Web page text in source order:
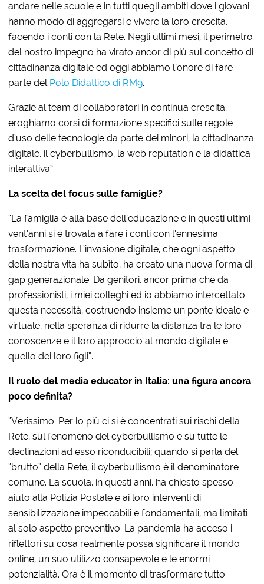
andare nelle scuole e in tutti quegli ambiti dove i giovani
hanno modo di aggregarsi e vivere la loro crescita,
facendo i conti con la Rete. Negli ultimi mesi, il perimetro
del nostro impegno ha virato ancor di più sul concetto di
cittadinanza digitale ed oggi abbiamo l’onore di fare
parte del Polo Didattico di RM9.
Grazie al team di collaboratori in continua crescita,
eroghiamo corsi di formazione specifici sulle regole
d’uso delle tecnologie da parte dei minori, la cittadinanza
digitale, il cyberbullismo, la web reputation e la didattica
interattiva”.
La scelta del focus sulle famiglie?
“La famiglia è alla base dell’educazione e in questi ultimi
vent’anni si è trovata a fare i conti con l’ennesima
trasformazione. L’invasione digitale, che ogni aspetto
della nostra vita ha subìto, ha creato una nuova forma di
gap generazionale. Da genitori, ancor prima che da
professionisti, i miei colleghi ed io abbiamo intercettato
questa necessità, costruendo insieme un ponte ideale e
virtuale, nella speranza di ridurre la distanza tra le loro
conoscenze e il loro approccio al mondo digitale e
quello dei loro figli”.
Il ruolo del media educator in Italia: una figura ancora
poco definita?
“Verissimo. Per lo più ci si è concentrati sui rischi della
Rete, sul fenomeno del cyberbullismo e su tutte le
declinazioni ad esso riconducibili; quando si parla del
“brutto” della Rete, il cyberbullismo è il denominatore
comune. La scuola, in questi anni, ha chiesto spesso
aiuto alla Polizia Postale e ai loro interventi di
sensibilizzazione impeccabili e fondamentali, ma limitati
al solo aspetto preventivo. La pandemia ha acceso i
riflettori su cosa realmente possa significare il mondo
online, un suo utilizzo consapevole e le enormi
potenzialità. Ora è il momento di trasformare tutto